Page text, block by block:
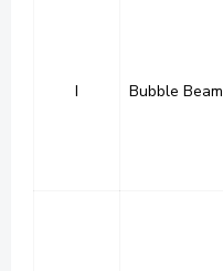
I Bubble Beam